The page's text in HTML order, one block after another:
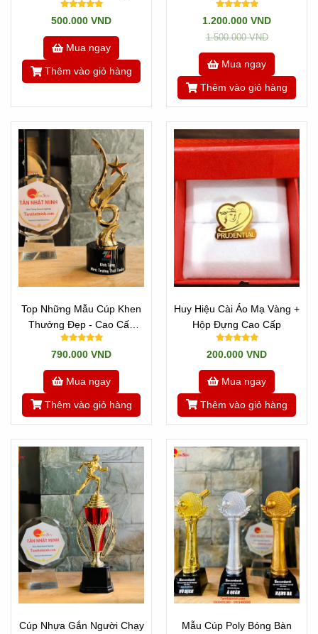
500.000 VND
Mua ngay
Thêm vào giỏ hàng
1.200.000 VND
1.500.000 VND
Mua ngay
Thêm vào giỏ hàng
Top Những Mẫu Cúp Khen
Thưởng Đẹp - Cao Cấp
Sao Lửa
790.000 VND
Mua ngay
Thêm vào giỏ hàng
Huy Hiệu Cài Áo Mạ Vàng +
Hộp Đựng Cao Cấp
200.000 VND
Mua ngay
Thêm vào giỏ hàng
Cúp Nhựa Gắn Người Chạy
Mẫu Cúp Poly Bóng Bàn